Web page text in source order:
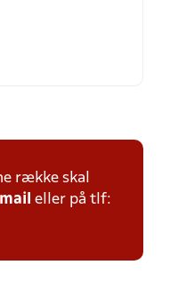
række skal
mail eller på tlf: